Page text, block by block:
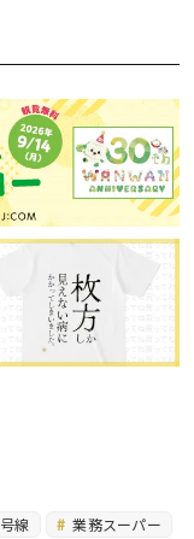
線
業務スーパー